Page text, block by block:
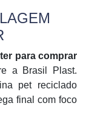
para comprar
a Brasil Plast.
pet reciclado
final com foco